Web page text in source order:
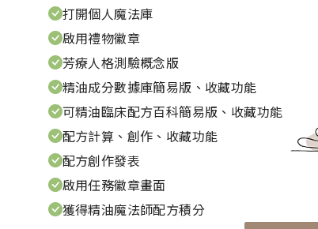
發表學者
Wyatt RM, Hodges LD, Kalafatis N, Wright PF,
打開個人魔法庫
啟用禮物徽章
芳療人格測驗概念版
精油成分數據庫簡易版、收藏功能
可精油臨床配方百科簡易版、收藏功能
配方計算、創作、收藏功能
配方創作發表
啟用任務徽章畫面
獲得精油魔法師配方積分